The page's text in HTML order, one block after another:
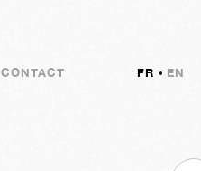
CONTACT FR EN